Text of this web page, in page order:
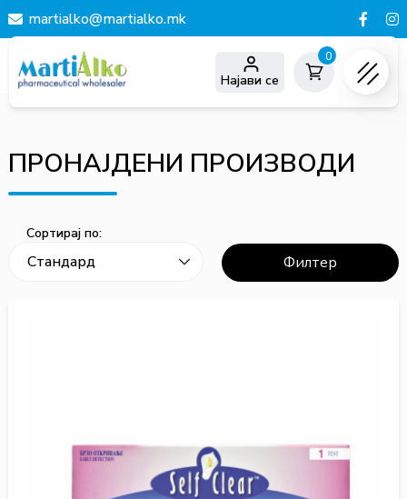
martialko@martialko.mk
Најави се
0
ПРОНАЈДЕНИ ПРОИЗВОДИ
Сортирај по:
Филтер